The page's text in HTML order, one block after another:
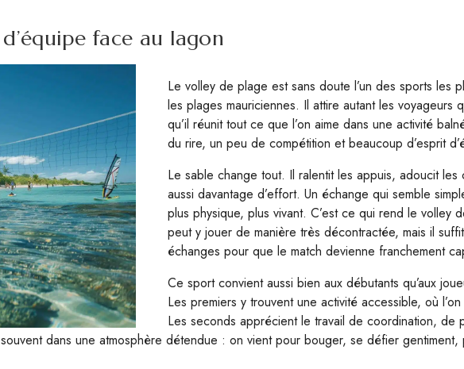
face au lagon
Le volley de plage est sans doute l’un des sports les
les plages mauriciennes. Il attire autant les voyageurs
qu’il réunit tout ce que l’on aime dans une activité
du rire, un peu de compétition et beaucoup d’esprit
Le sable change tout. Il ralentit les appuis, adoucit les
aussi davantage d’effort. Un échange qui semble
plus physique, plus vivant. C’est ce qui rend le volley
peut y jouer de manière très décontractée, mais il
échanges pour que le match devienne franchement
Ce sport convient aussi bien aux débutants qu’aux
Les premiers y trouvent une activité accessible, où
Les seconds apprécient le travail de coordination, de
dans une atmosphère détendue : on vient pour bouger, se défier gentiment,